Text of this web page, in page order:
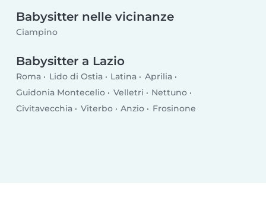
Babysitter nelle vicinanze
Ciampino
Babysitter a Lazio
Roma Lido di Ostia Latina
Aprilia
Guidonia Montecelio
Velletri
Nettuno
Civitavecchia
Viterbo Anzio Frosinone